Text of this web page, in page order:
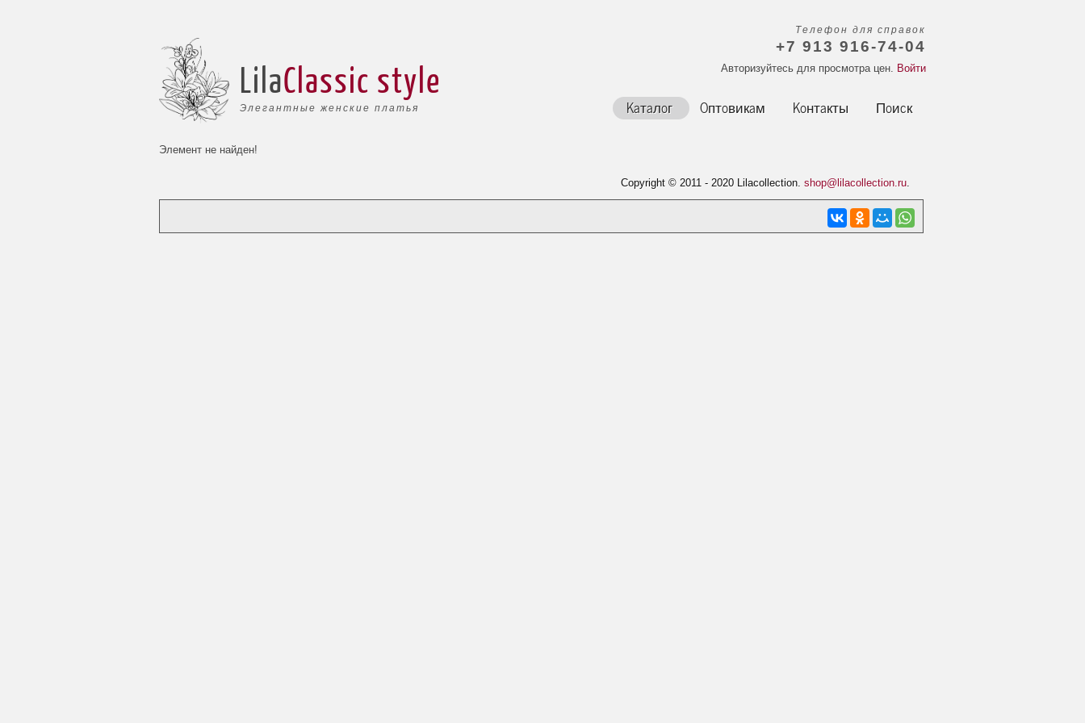
Элегантные женские платья
LilaClassic style
Каталог Оптовикам Контакты Поиск
Телефон для справок
+7 913 916-74-04
Авторизуйтесь для просмотра цен. Войти
Элемент не найден!
Copyright © 2011 - 2020 Lilacollection. shop@lilacollection.ru.